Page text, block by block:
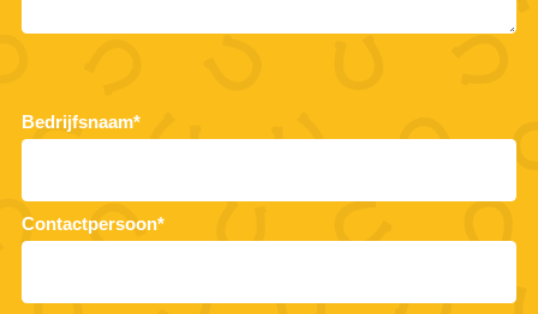
Bedrijfsnaam*
Contactpersoon*